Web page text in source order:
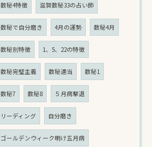
数秘4特徴 滋賀数秘33の占い師
数秘で自分磨き 4月の運勢 数秘4月
数秘別特徴 1、5、22の特徴
数秘完璧主義 数秘適当 数秘1
数秘7 数秘8 ５月病撃退
リーディング 自分磨き
ゴールデンウィーク明け五月病